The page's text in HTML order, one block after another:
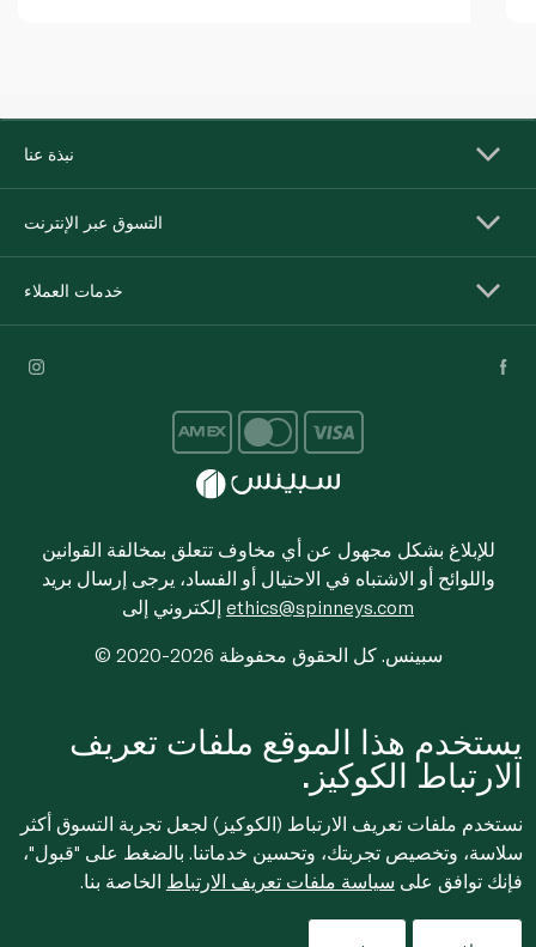
نبذة عنا
التسوق عبر الإنترنت
خدمات العملاء
للإبلاغ بشكل مجهول عن أي مخاوف تتعلق بمخالفة القوانين
واللوائح أو الاشتباه في الاحتيال أو الفساد، يرجى إرسال بريد
ethics@spinneys.com
© 2020-2026 سبينس. كل الحقوق محفوظة
يستخدم هذا الموقع ملفات تعريف
الارتباط الكوكيز.
نستخدم ملفات تعريف الارتباط (الكوكيز) لجعل تجربة التسوق أكثر
سلاسة، وتخصيص تجربتك، وتحسين خدماتنا. بالضغط على "قبول"،
فإنك توافق على سياسة ملفات تعريف الارتباط الخاصة بنا.